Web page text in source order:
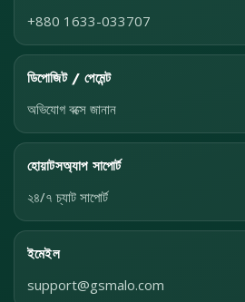
+880 1633-033707
ডিপোজিট / পেমেন্ট
অভিযোগ বক্সে জানান
হোয়াটসঅ্যাপ সাপোর্ট
২৪/৭ চ্যাট সাপোর্ট
ইমেইল
support@gsmalo.com